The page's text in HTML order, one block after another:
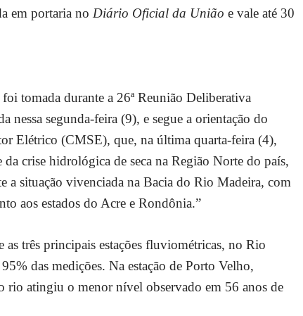
em portaria no Diário Oficial da União e vale até 30
tomada durante a 26ª Reunião Deliberativa
nessa segunda-feira (9), e segue a orientação do
Elétrico (CMSE), que, na última quarta-feira (4),
da crise hidrológica de seca na Região Norte do país,
a situação vivenciada na Bacia do Rio Madeira, com
aos estados do Acre e Rondônia.”
três principais estações fluviométricas, no Rio
das medições. Na estação de Porto Velho,
rio atingiu o menor nível observado em 56 anos de